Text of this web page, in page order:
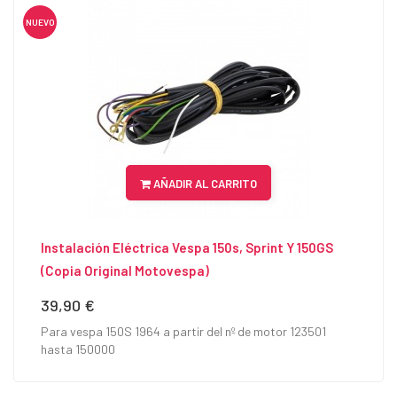
NUEVO
AÑADIR AL CARRITO
Instalación Eléctrica Vespa 150s, Sprint Y 150GS
(Copia Original Motovespa)
Precio
39,90 €
Para vespa 150S 1964 a partir del nº de motor 123501
hasta 150000